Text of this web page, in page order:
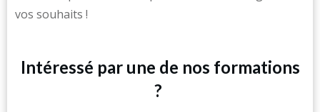
vos souhaits !
Intéressé par une de nos formations
?